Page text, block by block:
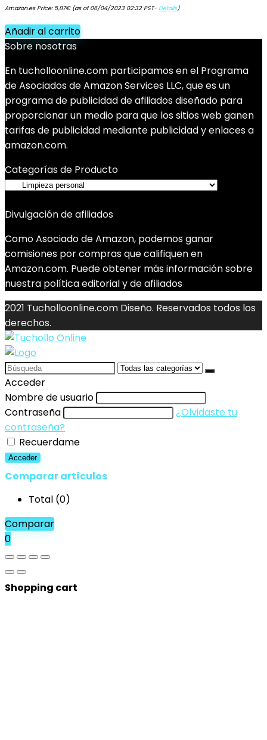
Amazon.es Price: 5,87€(as of 06/04/2023 02:32 PST-Details)
Añadir al carrito
Sobre nosotras
En tucholloonline.com participamos en el Programa
de Asociados de Amazon Services LLC, que es un
programa de publicidad de afiliados diseñado para
proporcionar un medio para que los sitios web ganen
tarifas de publicidad mediante publicidad y enlaces a
amazon.com.
Categorías de Producto
Divulgación de afiliados
Como Asociado de Amazon, podemos ganar
comisiones por compras que califiquen en
Amazon.com. Puede obtener más información sobre
nuestra política editorial y de afiliados
2021 Tucholloonline.com Diseño. Reservados todos los
derechos.
Search
for:
Acceder
Nombre de usuario
Contraseña
¿Olvidaste tu
contraseña?
Recuerdame
Acceder
Comparar artículos
Total (0)
Comparar
0
Shopping cart